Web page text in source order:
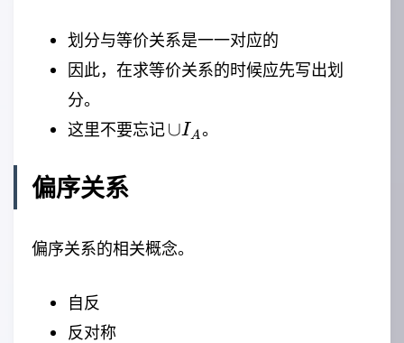
划分与等价关系是一一对应的
因此，在求等价关系的时候应先写出划
分。
这里不要忘记\cup
∪I A 。
偏序关系
偏序关系的相关概念。
自反
反对称